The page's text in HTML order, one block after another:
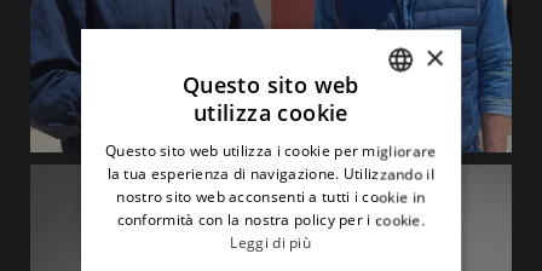
ENGLISH
×
Questo sito web
utilizza cookie
Questo sito web utilizza i cookie per migliorare
la tua esperienza di navigazione. Utilizzando il
nostro sito web acconsenti a tutti i cookie in
conformità con la nostra policy per i cookie.
Leggi di più